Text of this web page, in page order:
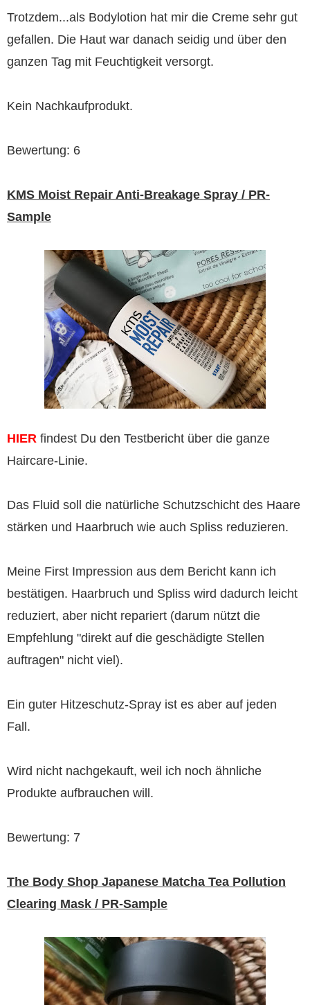
Trotzdem...als Bodylotion hat mir die Creme sehr gut
gefallen. Die Haut war danach seidig und über den
ganzen Tag mit Feuchtigkeit versorgt.
Kein Nachkaufprodukt.
Bewertung: 6
KMS Moist Repair Anti-Breakage Spray / PR-
Sample
HIER findest Du den Testbericht über die ganze
Haircare-Linie.
Das Fluid soll die natürliche Schutzschicht des Haare
stärken und Haarbruch wie auch Spliss reduzieren.
Meine First Impression aus dem Bericht kann ich
bestätigen. Haarbruch und Spliss wird dadurch leicht
reduziert, aber nicht repariert (darum nützt die
Empfehlung "direkt auf die geschädigte Stellen
auftragen" nicht viel).
Ein guter Hitzeschutz-Spray ist es aber auf jeden
Fall.
Wird nicht nachgekauft, weil ich noch ähnliche
Produkte aufbrauchen will.
Bewertung: 7
The Body Shop Japanese Matcha Tea Pollution
Clearing Mask / PR-Sample